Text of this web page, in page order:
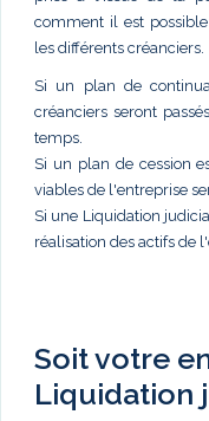
comment il est
les différents créanciers.
Si un plan de
créanciers seront
temps.
Si un plan de cession
viables de l'entreprise
Si une Liquidation
réalisation des actifs de
Soit votre
Liquidation